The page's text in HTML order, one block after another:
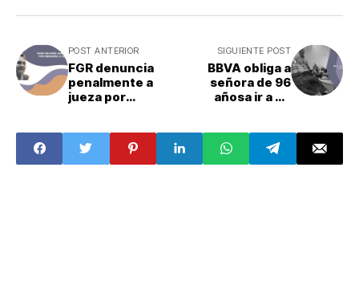
POST ANTERIOR
FGR denuncia
penalmente a
jueza por
exgobernador
Silvano Aureoles
SIGUIENTE POST
BBVA obliga a
señora de 96
añosa ir a un